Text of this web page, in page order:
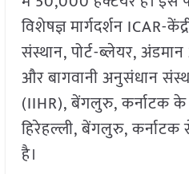
विशेषज्ञ मार्गदर्शन ICAR-
संस्थान, पोर्ट-ब्लेयर,
और बागवानी अनुसंधान
(IIHR), बेंगलुरु, कर्नाटक के
हिरेहल्ली, बेंगलुरु, कर्नाटक
है।